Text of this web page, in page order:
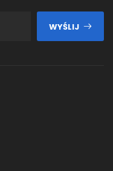
WYŚLIJ